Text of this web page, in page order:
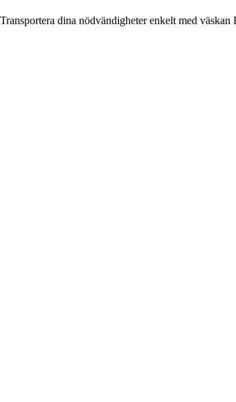
Transportera dina nödvändigheter enkelt med